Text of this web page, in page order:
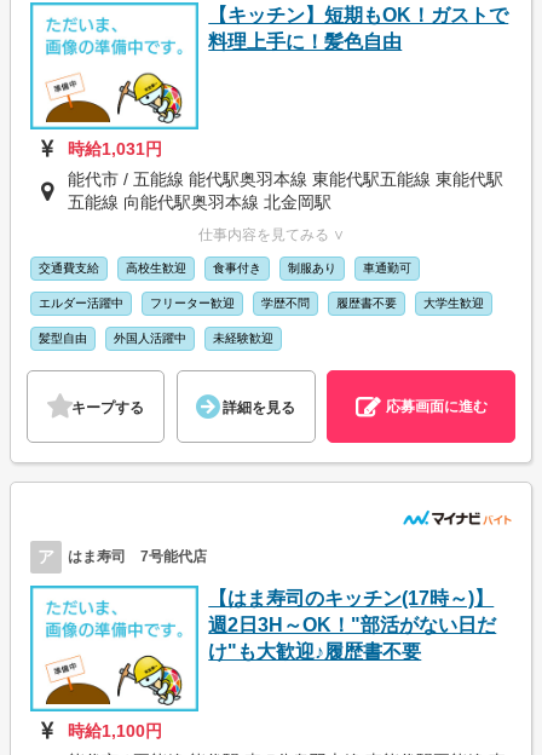
【キッチン】短期もOK！ガストで
料理上手に！髪色自由
時給1,031円
能代市 / 五能線 能代駅奥羽本線 東能代駅五能線 東能代駅
五能線 向能代駅奥羽本線 北金岡駅
仕事内容を見てみる ∨
交通費支給 高校生歓迎 食事付き 制服あり 車通勤可
エルダー活躍中 フリーター歓迎 学歴不問 履歴書不要 大学生歓迎
髪型自由 外国人活躍中 未経験歓迎
キープする 詳細を見る 応募画面に進む
ア はま寿司 7号能代店
【はま寿司のキッチン(17時～)】
週2日3H～OK！"部活がない日だ
け"も大歓迎♪履歴書不要
時給1,100円